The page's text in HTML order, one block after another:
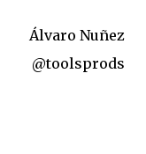
Álvaro Nuñez
@toolsprods